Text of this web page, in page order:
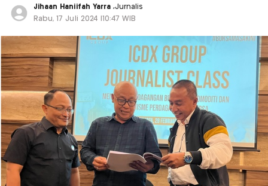
Jihaan Haniifah Yarra,Jurnalis
Rabu, 17 Juli 2024 |10:47 WIB